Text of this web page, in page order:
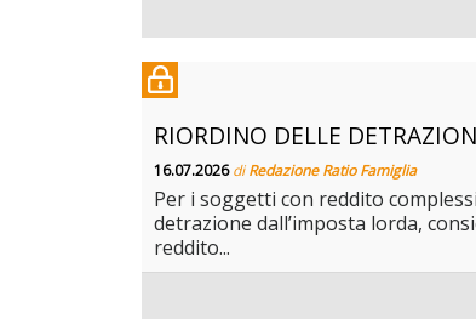
RIORDINO DELLE
16.07.2026diRedazione Ratio Famiglia
Per i soggetti con reddito
detrazione dall’imposta lorda,
reddito...